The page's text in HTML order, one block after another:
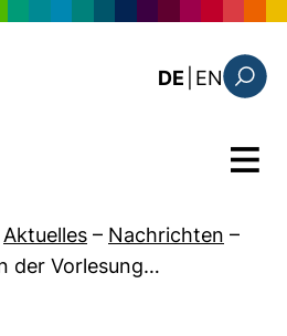
DE EN: the
Menü
Aktuelles – Nachrichten –
der Vorlesung…